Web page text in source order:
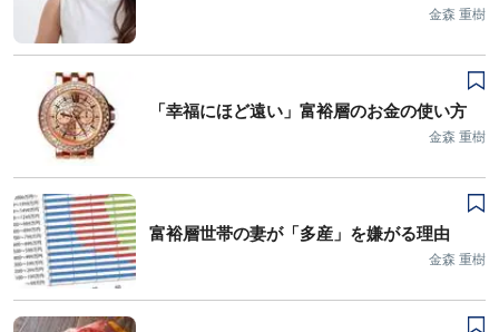
金森 重樹
「幸福にほど遠い」富裕層のお金の使い方
金森 重樹
富裕層世帯の妻が「多産」を嫌がる理由
金森 重樹